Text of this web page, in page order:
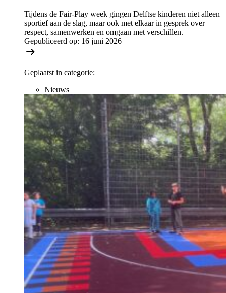
Tijdens de Fair-Play week gingen Delftse kinderen niet alleen
sportief aan de slag, maar ook met elkaar in gesprek over
respect, samenwerken en omgaan met verschillen.
Gepubliceerd op: 16 juni 2026
Geplaatst in categorie:
Nieuws